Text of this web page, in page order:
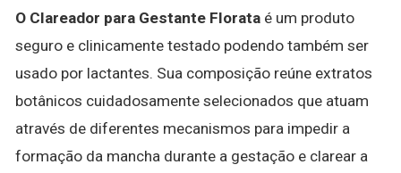
O Clareador para Gestante Florata é um produto
seguro e clinicamente testado podendo também ser
usado por lactantes. Sua composição reúne extratos
botânicos cuidadosamente selecionados que atuam
através de diferentes mecanismos para impedir a
formação da mancha durante a gestação e clarear a